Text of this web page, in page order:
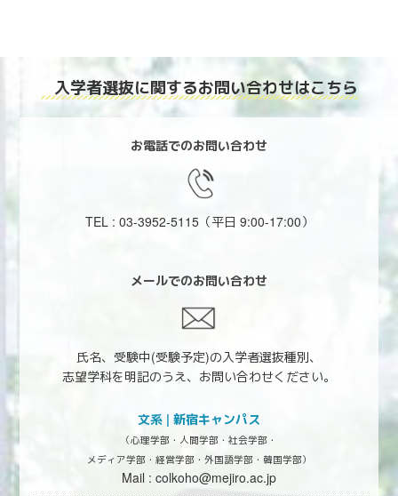
入学者選抜に関するお問い合わせはこちら
お電話でのお問い合わせ
TEL : 03-3952-5115（平日 9:00-17:00）
メールでのお問い合わせ
氏名、受験中(受験予定)の入学者選抜種別、
志望学科を明記のうえ、お問い合わせください。
文系 | 新宿キャンパス
（心理学部・人間学部・社会学部・
メディア学部・経営学部・外国語学部・韓国学部）
Mail : colkoho@mejiro.ac.jp